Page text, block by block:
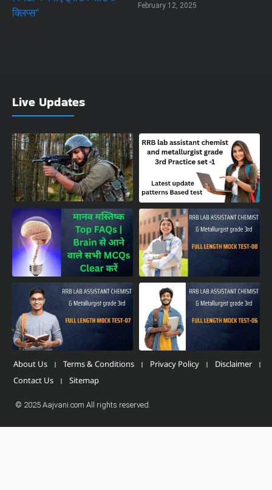
February 12, 2025
Live Updates
About Us Terms & Conditions Privacy Policy
Disclaimer
Contact Us
Sitemap
© 2025 Aajvani.com All rights reserved.